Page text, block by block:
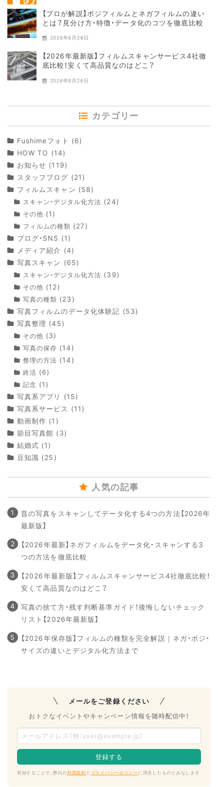
【プロが解説】ポジフィルムとネガフィルムの違い
とは？見分け方・特徴・データ化のコツを徹底比較
2026年6月26日
【2026年最新版】フィルムスキャンサービス4社徹
底比較！安くて高品質なのはどこ？
2026年6月26日
カテゴリー
Fushimeフォト (6)
HOW TO (14)
お知らせ (119)
スタッフブログ (21)
フィルムスキャン (58)
スキャン・デジタル化方法 (24)
その他 (1)
フィルムの種類 (27)
ブログ・SNS (1)
メディア紹介 (4)
写真スキャン (65)
スキャン・デジタル化方法 (39)
その他 (12)
写真の種類 (23)
写真フィルムのデータ化体験記 (53)
写真整理 (45)
その他 (3)
写真の保存 (14)
整理の方法 (14)
終活 (6)
記念 (1)
写真系アプリ
(15)
写真系サービス (11)
動画制作 (1)
節目写真館 (3)
結婚式 (1)
豆知識 (25)
人気の記事
昔の写真をスキャンしてデータ化する4つの方法【2026年
最新版】
【2026年最新】ネガフィルムをデータ化・スキャンする3
つの方法を徹底比較
【2026年最新版】フィルムスキャンサービス4社徹底比較！
安くて高品質なのはどこ？
写真の捨て方・残す判断基準ガイド！後悔しないチェック
リスト【2026年最新版】
【2026年保存版】フィルムの種類を完全解説｜ネガ・ポジ・
サイズの違いとデジタル化方法まで
メールをご登録ください
おトクなイベントやキャンペーン情報を随時配信中！
登録することで、弊社の利用規約と プライバシーポリシーに同意したものとみなします